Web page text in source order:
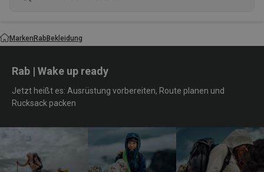
MarkenRabBekleidung
Rab | Wake up ready
Jetzt heißt es: Ausrüstung vorbereiten, Route planen und
Rucksack packen